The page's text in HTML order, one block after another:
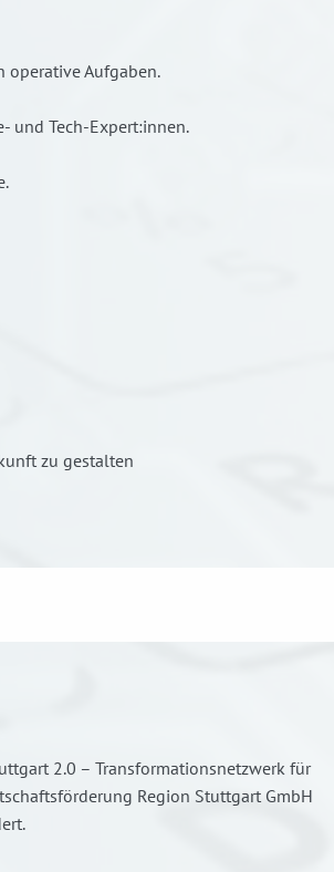
Aufgaben.
und Tech-Expert:innen.
zu gestalten
2.0 – Transformationsnetzwerk für
Region Stuttgart GmbH